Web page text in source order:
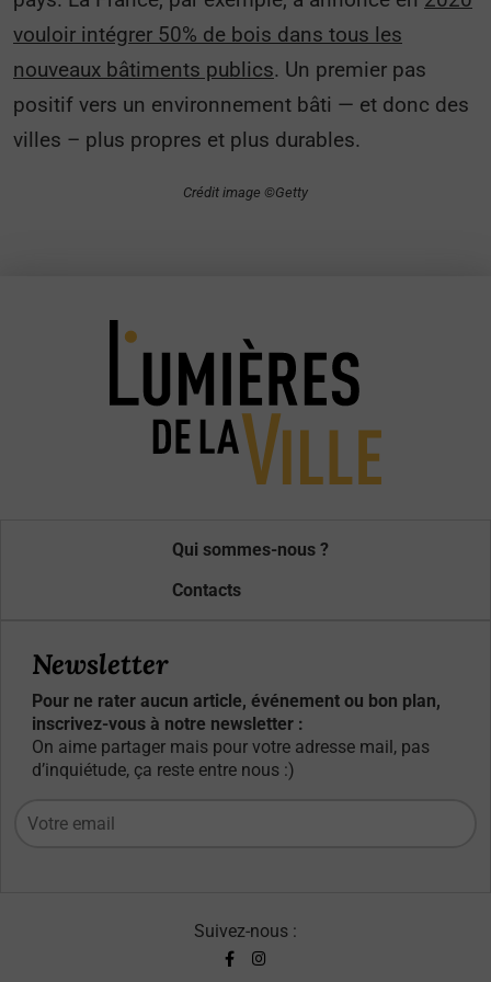
vouloir intégrer 50% de bois dans tous les
nouveaux bâtiments publics. Un premier pas
positif vers un environnement bâti — et donc des
villes – plus propres et plus durables.
Crédit image ©Getty
Qui sommes-nous ?
Contacts
Newsletter
Pour ne rater aucun article, événement ou bon plan,
inscrivez-vous à notre newsletter :
On aime partager mais pour votre adresse mail, pas
d’inquiétude, ça reste entre nous :)
Suivez-nous :